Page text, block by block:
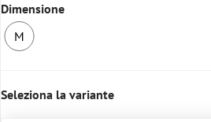
Dimensione
M
Seleziona la variante